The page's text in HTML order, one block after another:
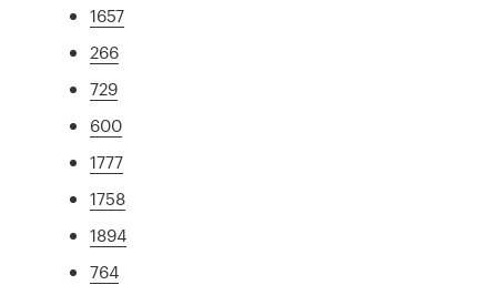
1657
266
729
600
1777
1758
1894
764